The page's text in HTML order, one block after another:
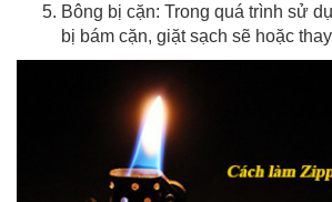
Bông bị cặn: Trong quá trình sử
bị bám cặn, giặt sạch sẽ hoặc